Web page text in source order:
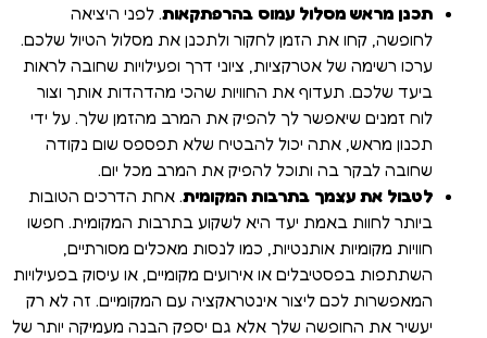
תכנן מראש מסלול עמוס בהרפתקאות. לפני היציאה
לחופשה, קחו את הזמן לחקור ולתכנן את מסלול הטיול שלכם.
ערכו רשימה של אטרקציות, ציוני דרך ופעילויות שחובה לראות
ביעד שלכם. תעדוף את החוויות שהכי מהדהדות אותך וצור
לוח זמנים שיאפשר לך להפיק את המרב מהזמן שלך. על ידי
תכנון מראש, אתה יכול להבטיח שלא תפספס שום נקודה
שחובה לבקר בה ותוכל להפיק את המרב מכל יום.
לטבול את עצמך בתרבות המקומית. אחת הדרכים הטובות
ביותר לחוות באמת יעד היא לשקוע בתרבות המקומית. חפשו
חוויות מקומיות אותנטיות, כמו לנסות מאכלים מסורתיים,
השתתפות בפסטיבלים או אירועים מקומיים, או עיסוק בפעילויות
המאפשרות לכם ליצור אינטראקציה עם המקומיים. זה לא רק
יעשיר את החופשה שלך אלא גם יספק הבנה מעמיקה יותר של